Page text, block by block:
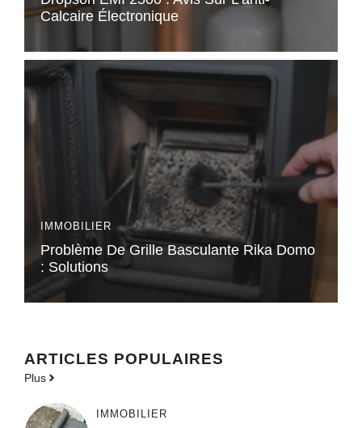
Calcaire Électronique
IMMOBILIER
Problème De Grille Basculante Rika Domo
: Solutions
ARTICLES POPULAIRES
Plus
IMMOBILIER